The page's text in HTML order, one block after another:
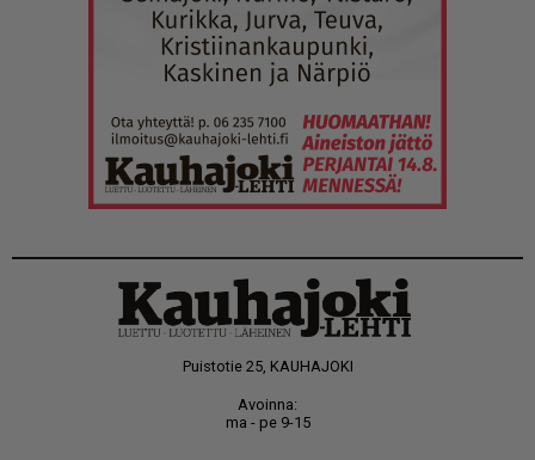
Puistotie 25, KAUHAJOKI
Avoinna:
ma - pe 9-15